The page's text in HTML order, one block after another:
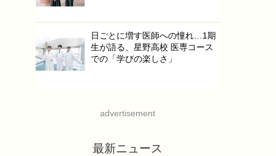
日ごとに増す医師への憧れ…1期
生が語る、星野高校 医専コース
での「学びの楽しさ」
advertisement
最新ニュース